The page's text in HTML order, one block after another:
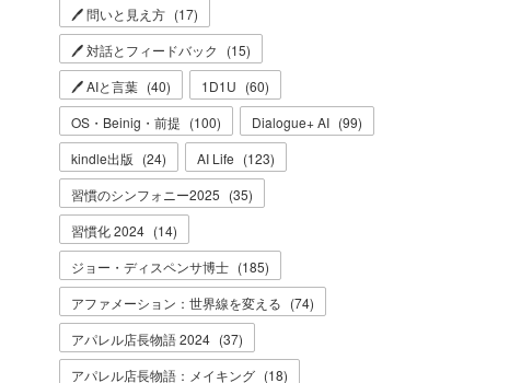
🖊 問いと見え方 (17)
🖊 対話とフィードバック
(15)
🖊 AIと言葉 (40) 1D1U (60)
OS・Beinig・前提 (100) Dialogue+ AI (99)
kindle出版 (24) AI Life (123)
習慣のシンフォニー2025 (35)
習慣化 2024 (14)
ジョー・ディスペンサ博士 (185)
アファメーション：世界線を変える (74)
アパレル店長物語 2024 (37)
アパレル店長物語：メイキング (18)